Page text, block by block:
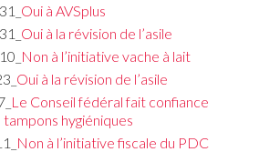
Oui à AVSplus
Oui à la révision de l’asile
Non à l’initiative vache à lait
Oui à la révision de l’asile
Le Conseil fédéral fait confiance
hygiéniques
Non à l’initiative fiscale du PDC